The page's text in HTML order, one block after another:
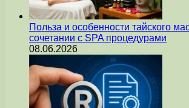
Польза и особенности тайского
сочетании с SPA процедурами
08.06.2026